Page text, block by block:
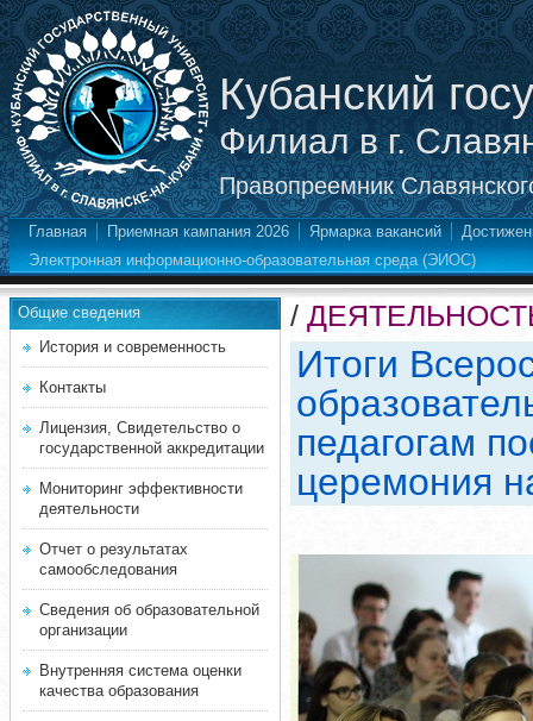
Кубанский
Филиал в г.
Правопреемник
Главная Приемная кампания 2026 Ярмарка вакансий
Электронная информационно-образовательная среда (ЭИОС)
Общие сведения
История и современность
Контакты
Лицензия, Свидетельство о
государственной аккредитации
Мониторинг эффективности
деятельности
Отчет о результатах
самообследования
Сведения об образовательной
организации
Внутренняя система оценки
качества образования
/
Итоги
педагогам
церемония